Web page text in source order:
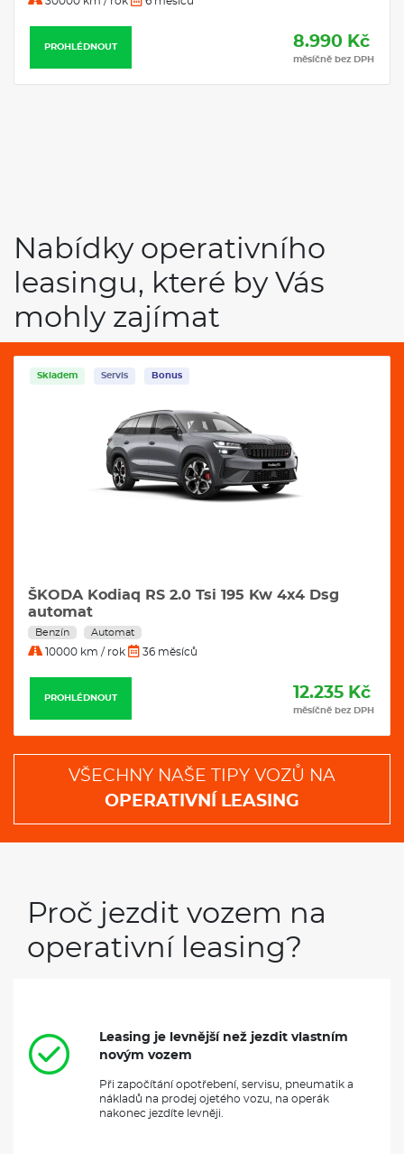
PROHLÉDNOUT 8.990 Kč
měsíčně bez DPH
Nabídky operativního
leasingu, které by Vás
mohly zajímat
Skladem Servis Bonus
ŠKODA Kodiaq RS 2.0 Tsi 195 Kw 4x4 Dsg
automat
Benzín Automat
10000 km / rok 36 měsíců
PROHLÉDNOUT 12.235 Kč
měsíčně bez DPH
VŠECHNY NAŠE TIPY VOZŮ NA
OPERATIVNÍ LEASING
Proč jezdit vozem na
operativní leasing?
Leasing je levnější než jezdit vlastním
novým vozem
Při započítání opotřebení, servisu, pneumatik a
nákladů na prodej ojetého vozu, na operák
nakonec jezdíte levněji.